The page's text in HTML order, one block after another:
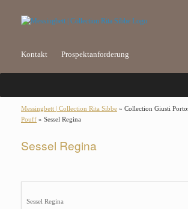
Kontakt Prospektanforderung
Messingbett | Collection Rita Sibbe » Collection Giusti
Pouff » Sessel Regina
Sessel Regina
Sessel Regina